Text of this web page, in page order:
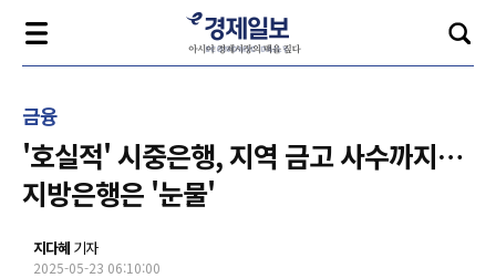
금융
'호실적' 시중은행, 지역 금고 사수까지…
지방은행은 '눈물'
지다혜 기자
2025-05-23 06:10:00